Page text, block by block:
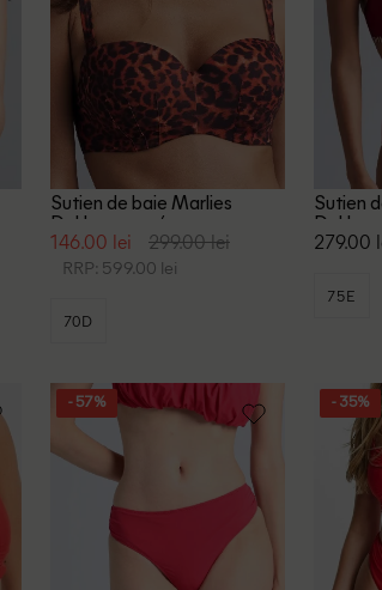
Sutien de baie Marlies
Dekkers, rosu/negru
146.00 lei 299.00 lei
RRP: 599.00 lei
70D
Sutien
Dekkers,
279.00
75E
- 57% - 35%